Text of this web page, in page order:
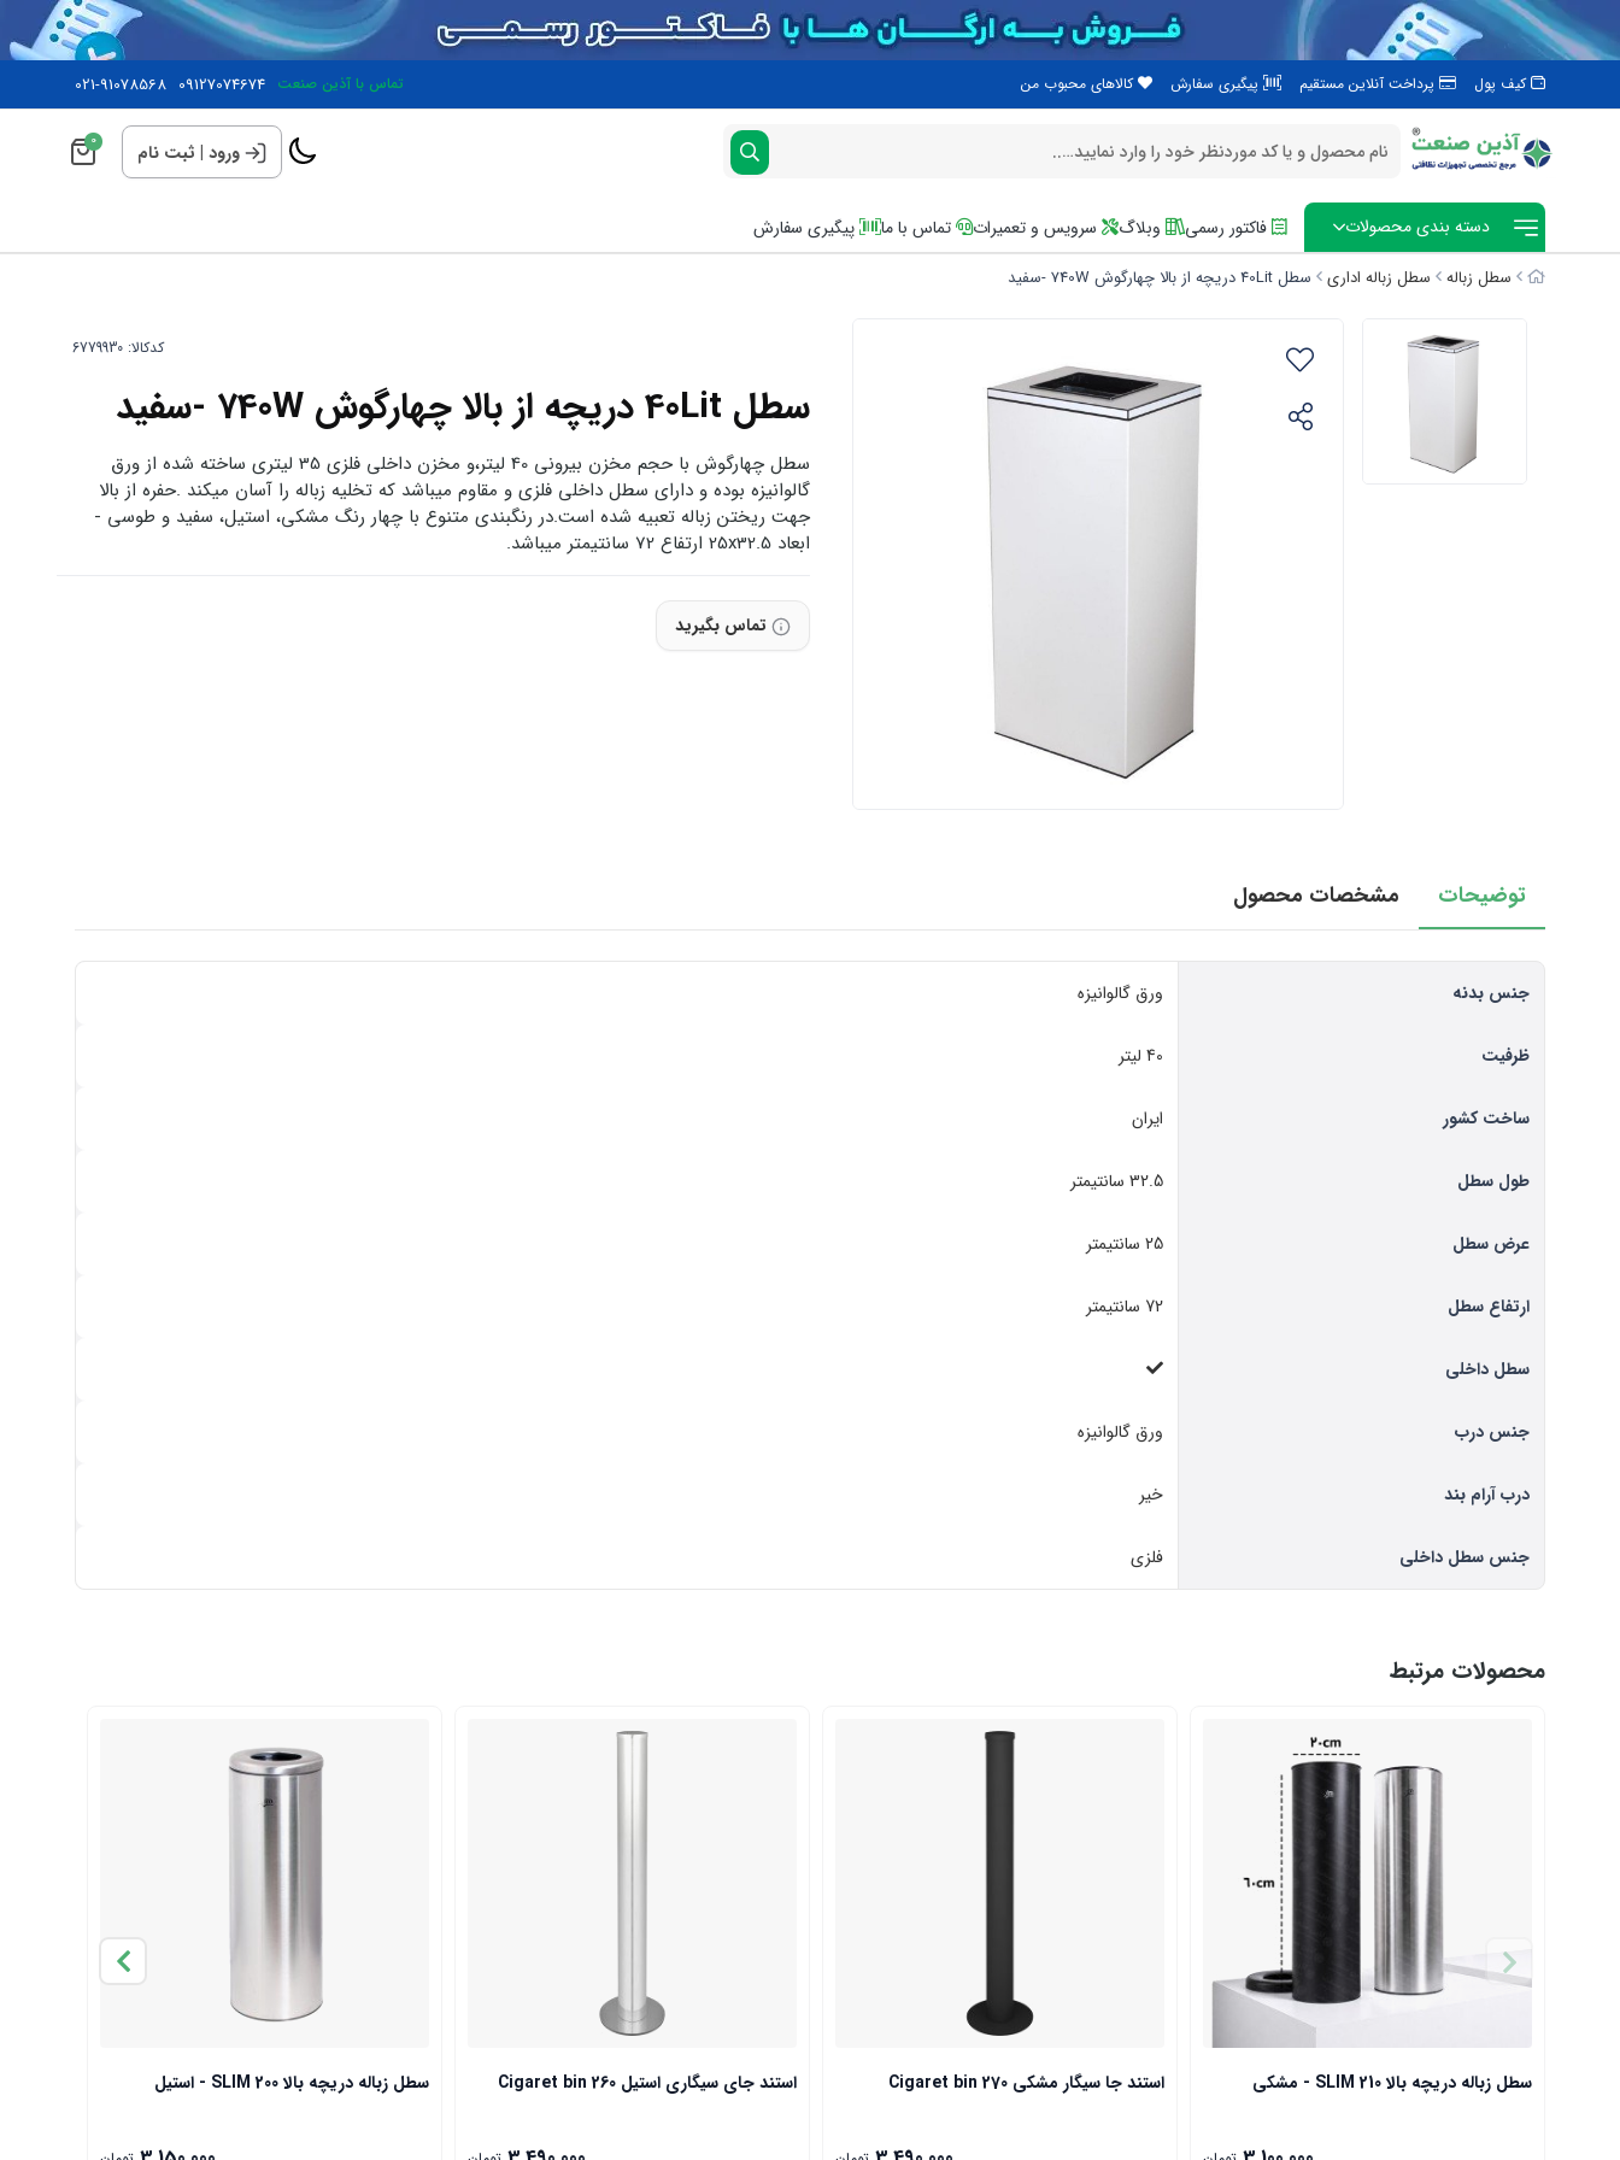
کیف پول پرداخت آنلاین مستقیم پیگیری سفارش کالاهای محبوب من تماس با آذین صنعت 09127074674
021-91078568
ورود | ثبت نام 0
دسته بندی محصولات فاکتور رسمی وبلاگ سرویس و تعمیرات تماس با ما پیگیری سفارش
سطل زباله سطل زباله اداری سطل 40Lit دریچه از بالا چهارگوش 740W -سفید
کدکالا:
سطل 40Lit دریچه از بالا چهارگوش 740W -سفید
سطل چهارگوش با حجم مخزن بیرونی 40 لیتر،و مخزن داخلی فلزی 35 لیتری ساخته شده از ورق
گالوانیزه بوده و دارای سطل داخلی فلزی و مقاوم میباشد که تخلیه زباله را آسان میکند .حفره از بالا
جهت ریختن زباله تعبیه شده است.در رنگبندی متنوع با چهار رنگ مشکی، استیل، سفید و طوسی -
ابعاد 25x32.5 ارتفاع 72 سانتیمتر میباشد.
تماس بگیرید
توضیحات مشخصات محصول
جنس بدنه ورق گالوانیزه
ظرفیت 40 لیتر
ساخت کشور ایران
طول سطل 32.5 سانتیمتر
عرض سطل 25 سانتیمتر
ارتفاع سطل 72 سانتیمتر
سطل داخلی
جنس درب ورق گالوانیزه
درب آرام بند خیر
جنس سطل داخلی فلزی
محصولات مرتبط
سطل زباله دریچه بالا SLIM 210 - مشکی استند جا سیگار مشکی Cigaret bin 270 استند جای سیگاری استیل Cigaret bin 260 سطل زباله دریچه بالا SLIM 200 - استیل